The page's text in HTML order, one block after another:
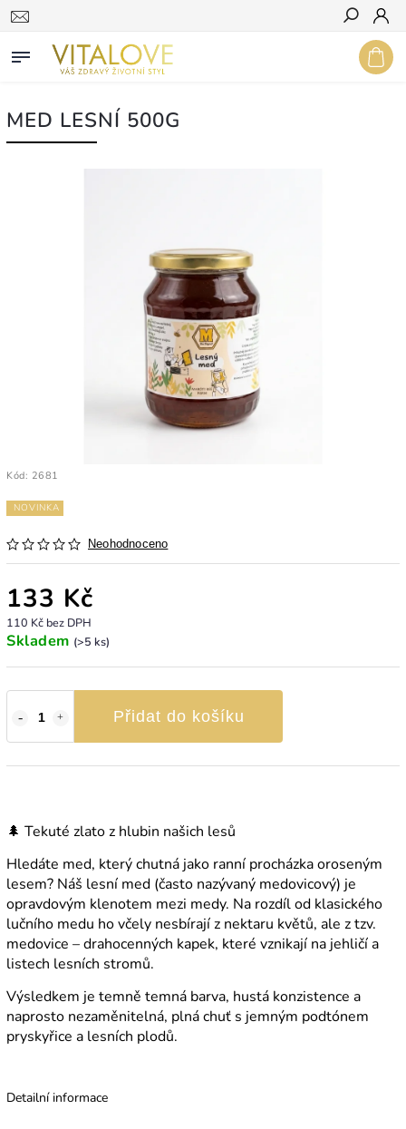
Hledat
MED LESNÍ 500G
Kód: 2681
NOVINKA
Neohodnoceno
133 Kč
110 Kč bez DPH
Skladem (>5 ks)
Přidat do košíku
🌲 Tekuté zlato z hlubin našich lesů
Hledáte med, který chutná jako ranní procházka oroseným
lesem? Náš lesní med (často nazývaný medovicový) je
opravdovým klenotem mezi medy. Na rozdíl od klasického
lučního medu ho včely nesbírají z nektaru květů, ale z tzv.
medovice – drahocenných kapek, které vznikají na jehličí a
listech lesních stromů.
Výsledkem je temně temná barva, hustá konzistence a
naprosto nezaměnitelná, plná chuť s jemným podtónem
pryskyřice a lesních plodů.
Detailní informace